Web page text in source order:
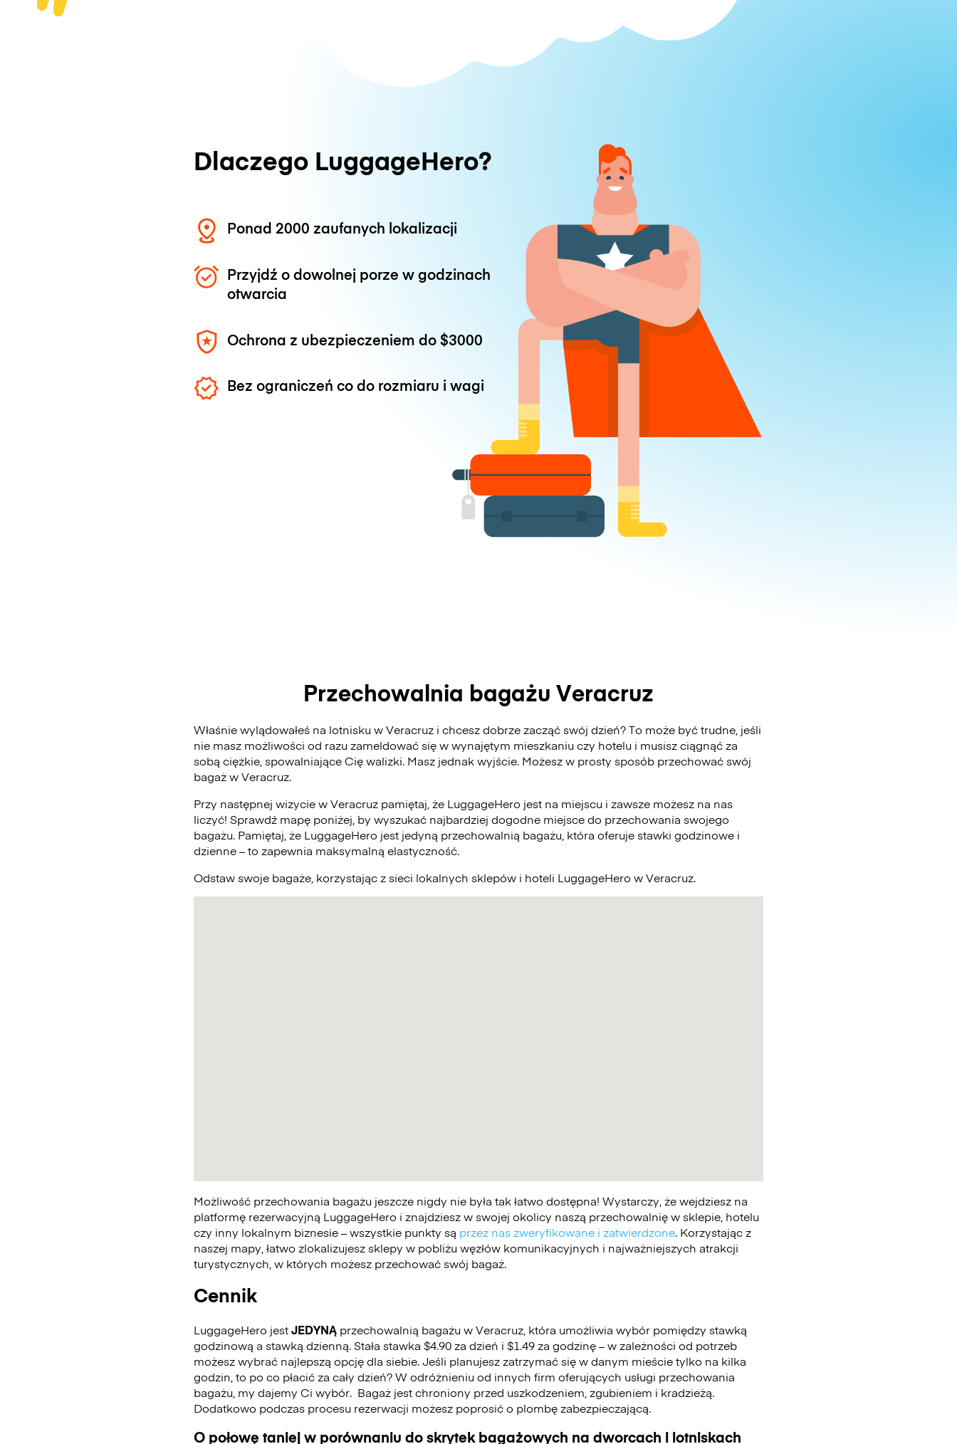
Dlaczego LuggageHero?
Ponad 2000 zaufanych lokalizacji
Przyjdź o dowolnej porze w godzinach
otwarcia
Ochrona z ubezpieczeniem do$3000
Bez ograniczeń co do rozmiaru i wagi
Przechowalnia bagażu Veracruz
Właśnie wylądowałeś na lotnisku w Veracruz i chcesz dobrze zacząć swój dzień? To może być trudne, jeśli
nie masz możliwości od razu zameldować się w wynajętym mieszkaniu czy hotelu i musisz ciągnąć za
sobą ciężkie, spowalniające Cię walizki. Masz jednak wyjście. Możesz w prosty sposób przechować swój
bagaż w Veracruz.
Przy następnej wizycie w Veracruz pamiętaj, że LuggageHero jest na miejscu i zawsze możesz na nas
liczyć! Sprawdź mapę poniżej, by wyszukać najbardziej dogodne miejsce do przechowania swojego
bagażu. Pamiętaj, że LuggageHero jest jedyną przechowalnią bagażu, która oferuje stawki godzinowe i
dzienne – to zapewnia maksymalną elastyczność.
Odstaw swoje bagaże, korzystając z sieci lokalnych sklepów i hoteli LuggageHero w Veracruz.
Możliwość przechowania bagażu jeszcze nigdy nie była tak łatwo dostępna! Wystarczy, że wejdziesz na
platformę rezerwacyjną LuggageHero i znajdziesz w swojej okolicy naszą przechowalnię w sklepie, hotelu
czy inny lokalnym biznesie – wszystkie punkty są przez nas zweryfikowane i zatwierdzone. Korzystając z
naszej mapy, łatwo zlokalizujesz sklepy w pobliżu węzłów komunikacyjnych i najważniejszych atrakcji
turystycznych, w których możesz przechować swój bagaż.
Cennik
LuggageHero jestJEDYNĄ przechowalnią bagażu w Veracruz, która umożliwia wybór pomiędzy stawką
godzinową a stawką dzienną. Stała stawka $4.90 za dzień i $1.49 za godzinę – w zależności od potrzeb
możesz wybrać najlepszą opcję dla siebie. Jeśli planujesz zatrzymać się w danym mieście tylko na kilka
godzin, to po co płacić za cały dzień? W odróżnieniu od innych firm oferujących usługi przechowania
bagażu, my dajemy Ci wybór. Bagaż jest chroniony przed uszkodzeniem, zgubieniem i kradzieżą.
Dodatkowo podczas procesu rezerwacji możesz poprosić o plombę zabezpieczającą.
O połowę taniej w porównaniu do skrytek bagażowych na dworcach i lotniskach